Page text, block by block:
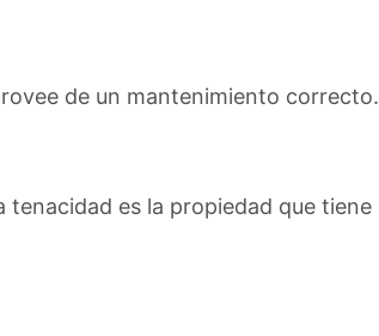
de un mantenimiento correcto.
tenacidad es la propiedad que tiene